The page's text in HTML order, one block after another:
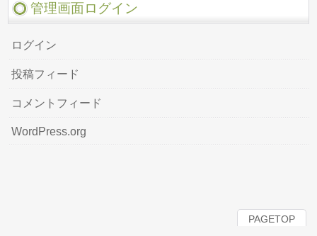
管理画面ログイン
ログイン
投稿フィード
コメントフィード
WordPress.org
PAGETOP